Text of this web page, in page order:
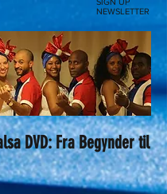
NEWSLETTER
DVD: Fra Begynder til